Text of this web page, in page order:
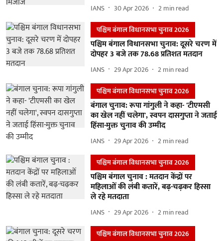
IANS 30 Apr 2026 2min read
पश्चिम बंगाल विधानसभा चुनाव 2026
पश्चिम बंगाल विधानसभा चुनाव: दूसरे चरण में
दोपहर 3 बजे तक 78.68 प्रतिशत मतदान
IANS 29 Apr 2026 2min read
पश्चिम बंगाल विधानसभा चुनाव 2026
बंगाल चुनाव: रूपा गांगुली ने कहा- 'टीएमसी
का खेल नहीं चलेगा', स्वपन दासगुप्ता ने जताई
हिंसा-मुक्त चुनाव की उम्मीद
IANS 29 Apr 2026 2min read
पश्चिम बंगाल विधानसभा चुनाव 2026
पश्चिम बंगाल चुनाव : मतदान केंद्रों पर
महिलाओं की लंबी कतारें, बढ़-चढ़कर हिस्सा
ले रहे मतदाता
IANS 29 Apr 2026 2min read
पश्चिम बंगाल विधानसभा चुनाव 2026